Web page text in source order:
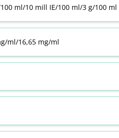
ml/10 mill IE/100 ml/3 g/100 ml
ml/16,65 mg/ml